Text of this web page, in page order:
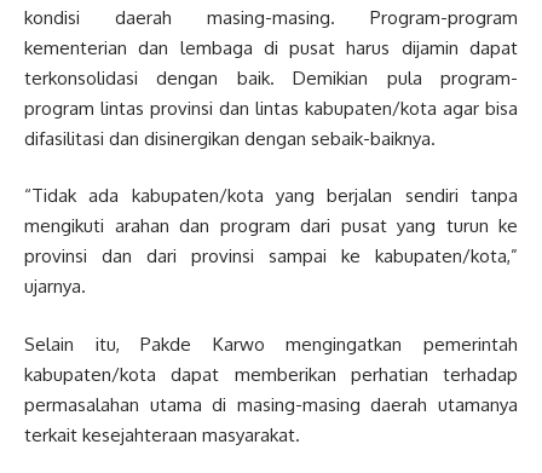
kondisi daerah masing-masing. Program-program
kementerian dan lembaga di pusat harus dijamin dapat
terkonsolidasi dengan baik. Demikian pula program-
program lintas provinsi dan lintas kabupaten/kota agar bisa
difasilitasi dan disinergikan dengan sebaik-baiknya.
“Tidak ada kabupaten/kota yang berjalan sendiri tanpa
mengikuti arahan dan program dari pusat yang turun ke
provinsi dan dari provinsi sampai ke kabupaten/kota,”
ujarnya.
Selain itu, Pakde Karwo mengingatkan pemerintah
kabupaten/kota dapat memberikan perhatian terhadap
permasalahan utama di masing-masing daerah utamanya
terkait kesejahteraan masyarakat.